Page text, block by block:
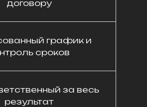
договору
график и
сроков
за весь
результат